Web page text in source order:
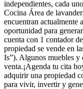
independientes, cada
Cocina Área de
encuentran actualmente
oportunidad para
cuenta con 1 contador
propiedad se vende en
Is”). Algunos muebles y
venta.¡Agenda tu cita
adquirir una propiedad
para vivir, invertir y